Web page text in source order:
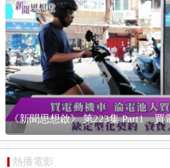
《新聞思想啟》 第223集 Part2 電
熱播電影